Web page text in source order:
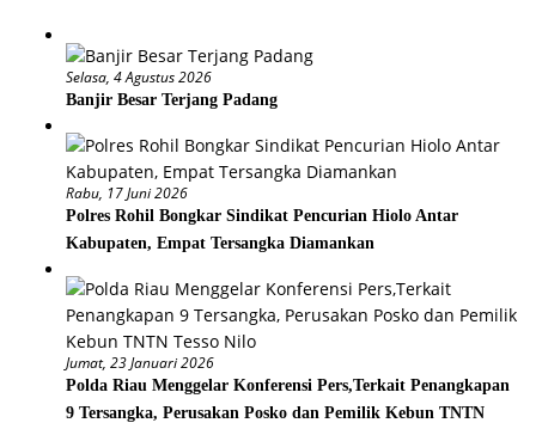
Selasa, 4 Agustus 2026
Banjir Besar Terjang Padang
Rabu, 17 Juni 2026
Polres Rohil Bongkar Sindikat Pencurian Hiolo Antar
Kabupaten, Empat Tersangka Diamankan
Jumat, 23 Januari 2026
Polda Riau Menggelar Konferensi Pers,Terkait Penangkapan
9 Tersangka, Perusakan Posko dan Pemilik Kebun TNTN